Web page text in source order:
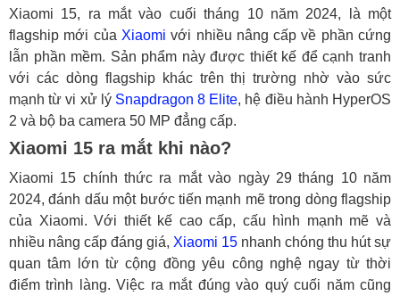
Xiaomi 15, ra mắt vào cuối tháng 10 năm 2024, là một
flagship mới của Xiaomi với nhiều nâng cấp về phần cứng
lẫn phần mềm. Sản phẩm này được thiết kế để cạnh tranh
với các dòng flagship khác trên thị trường nhờ vào sức
mạnh từ vi xử lý Snapdragon 8 Elite, hệ điều hành HyperOS
2 và bộ ba camera 50 MP đẳng cấp.
Xiaomi 15 ra mắt khi nào?
Xiaomi 15 chính thức ra mắt vào ngày 29 tháng 10 năm
2024, đánh dấu một bước tiến mạnh mẽ trong dòng flagship
của Xiaomi. Với thiết kế cao cấp, cấu hình mạnh mẽ và
nhiều nâng cấp đáng giá, Xiaomi 15 nhanh chóng thu hút sự
quan tâm lớn từ cộng đồng yêu công nghệ ngay từ thời
điểm trình làng. Việc ra mắt đúng vào quý cuối năm cũng